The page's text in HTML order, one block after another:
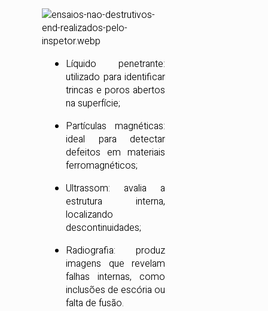
Líquido penetrante:
utilizado para identificar
trincas e poros abertos
na superfície;
Partículas magnéticas:
ideal para detectar
defeitos em materiais
ferromagnéticos;
Ultrassom: avalia a
estrutura interna,
localizando
descontinuidades;
Radiografia: produz
imagens que revelam
falhas internas, como
inclusões de escória ou
falta de fusão.